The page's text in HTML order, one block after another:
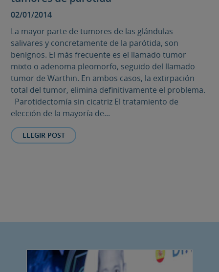
02/01/2014
La mayor parte de tumores de las glándulas
salivares y concretamente de la parótida, son
benignos. El más frecuente es el llamado tumor
mixto o adenoma pleomorfo, seguido del llamado
tumor de Warthin. En ambos casos, la extirpación
total del tumor, elimina definitivamente el problema.
Parotidectomía sin cicatriz El tratamiento de
elección de la mayoría de...
LLEGIR POST